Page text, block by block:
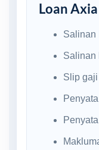
Loan
Salinan
Salinan
Slip